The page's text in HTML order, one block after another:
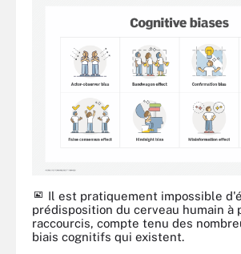
Il est pratiquement impossible
prédisposition du cerveau humain à
raccourcis, compte tenu des
biais cognitifs qui existent.